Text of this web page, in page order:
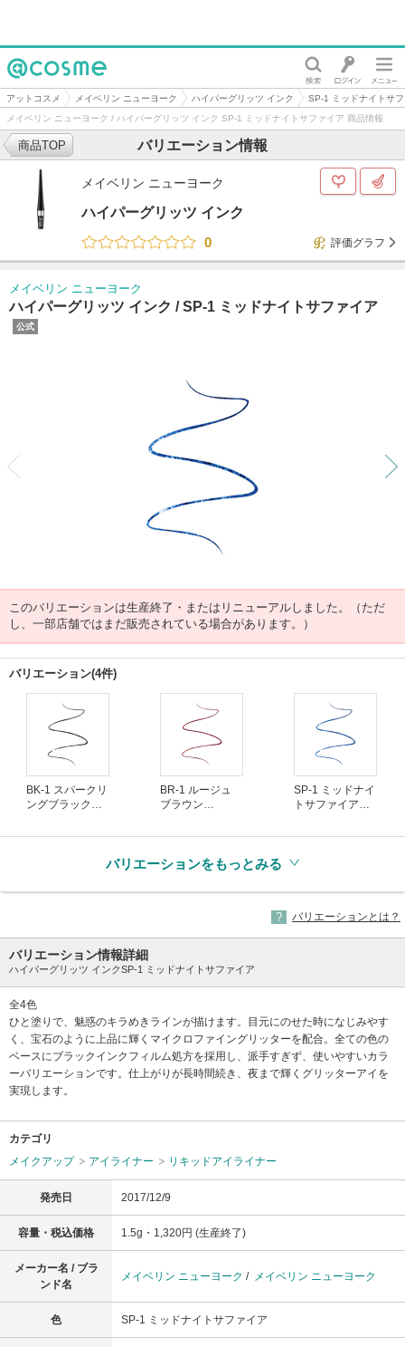
@cosme
アットコスメ メイベリン ニューヨーク ハイパーグリッツ インク
SP-1 ミッドナイトサ
メイベリン ニューヨーク / ハイパーグリッツ インク SP-1 ミッドナイトサファイア 商品情報
バリエーション情報
商品TOP
メイベリン ニューヨーク
ハイパーグリッツ インク
0
評価グラフ
メイベリン ニューヨーク
ハイパーグリッツ インク /SP-1 ミッドナイトサファイア
公式
このバリエーションは生産終了・またはリニューアルしました。（ただ
し、一部店舗ではまだ販売されている場合があります。）
バリエーション(4件)
BK-1 スパークリ
ングブラック
BR-1 ルージュ
ブラウン
SP-1 ミッドナイ
トサファイア
バリエーションをもっとみる
バリエーションとは？
バリエーション情報詳細
ハイパーグリッツ インクSP-1 ミッドナイトサファイア
全4色
ひと塗りで、魅惑のキラめきラインが描けます。目元にのせた時になじみやす
く、宝石のように上品に輝くマイクロファイングリッターを配合。全ての色の
ベースにブラックインクフィルム処方を採用し、派手すぎず、使いやすいカラ
ーバリエーションです。仕上がりが長時間続き、夜まで輝くグリッターアイを
実現します。
カテゴリ
メイクアップ
アイライナー リキッドアイライナー
発売日 2017/12/9
容量・税込価格 1.5g・1,320円 (生産終了)
メーカー名 / ブラ
ンド名
メイベリン ニューヨーク / メイベリン ニューヨーク
色 SP-1 ミッドナイトサファイア